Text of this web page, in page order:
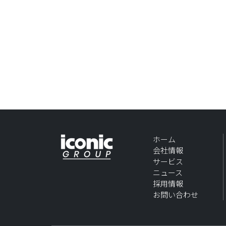
ホーム
会社情報
サービス
ニュース
採用情報
お問い合わせ